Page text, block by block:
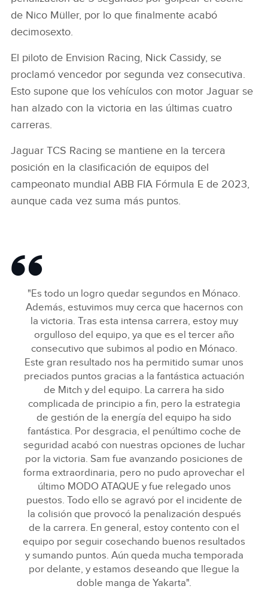
de Nico Müller, por lo que finalmente acabó
decimosexto.
El piloto de Envision Racing, Nick Cassidy, se
proclamó vencedor por segunda vez consecutiva.
Esto supone que los vehículos con motor Jaguar se
han alzado con la victoria en las últimas cuatro
carreras.
Jaguar TCS Racing se mantiene en la tercera
posición en la clasificación de equipos del
campeonato mundial ABB FIA Fórmula E de 2023,
aunque cada vez suma más puntos.
"Es todo un logro quedar segundos en Mónaco.
Además, estuvimos muy cerca que hacernos con
la victoria. Tras esta intensa carrera, estoy muy
orgulloso del equipo, ya que es el tercer año
consecutivo que subimos al podio en Mónaco.
Este gran resultado nos ha permitido sumar unos
preciados puntos gracias a la fantástica actuación
de Mitch y del equipo. La carrera ha sido
complicada de principio a fin, pero la estrategia
de gestión de la energía del equipo ha sido
fantástica. Por desgracia, el penúltimo coche de
seguridad acabó con nuestras opciones de luchar
por la victoria. Sam fue avanzando posiciones de
forma extraordinaria, pero no pudo aprovechar el
último MODO ATAQUE y fue relegado unos
puestos. Todo ello se agravó por el incidente de
la colisión que provocó la penalización después
de la carrera. En general, estoy contento con el
equipo por seguir cosechando buenos resultados
y sumando puntos. Aún queda mucha temporada
por delante, y estamos deseando que llegue la
doble manga de Yakarta".